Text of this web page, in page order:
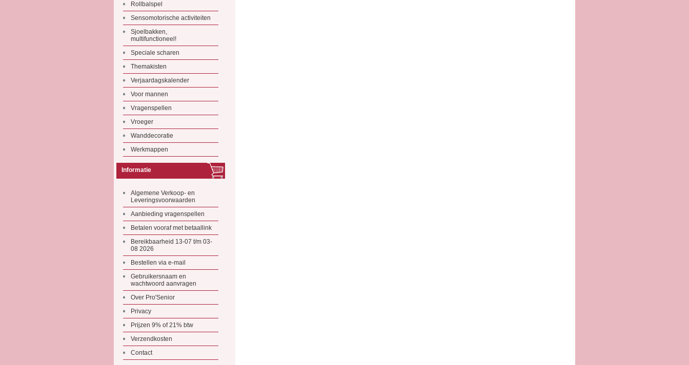
Rollbalspel
Sensomotorische activiteiten
Sjoelbakken,
multifunctioneel!
Speciale scharen
Themakisten
Verjaardagskalender
Voor mannen
Vragenspellen
Vroeger
Wanddecoratie
Werkmappen
Informatie
Algemene Verkoop- en
Leveringsvoorwaarden
Aanbieding vragenspellen
Betalen vooraf met betaallink
Bereikbaarheid 13-07 t/m 03-
08 2026
Bestellen via e-mail
Gebruikersnaam en
wachtwoord aanvragen
Over Pro'Senior
Privacy
Prijzen 9% of 21% btw
Verzendkosten
Contact